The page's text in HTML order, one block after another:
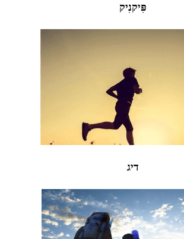
פִּיקנִיק
דיג